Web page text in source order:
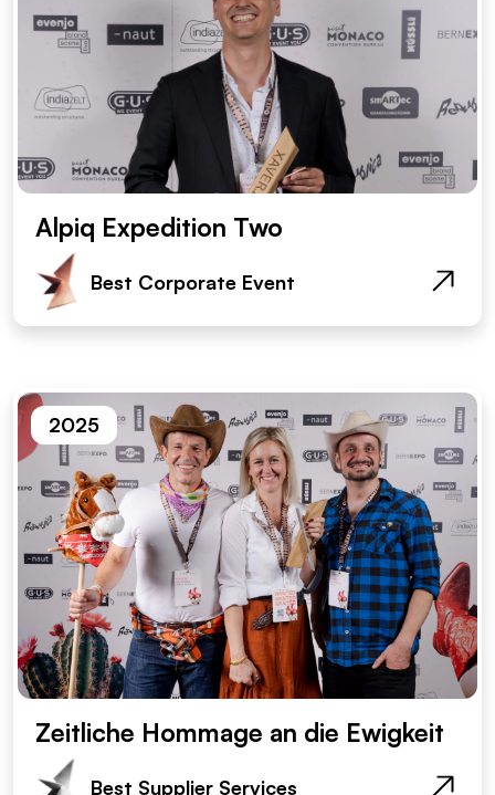
Alpiq Expedition Two
Best Corporate Event
2025
Zeitliche Hommage an die Ewigkeit
Best Supplier Services